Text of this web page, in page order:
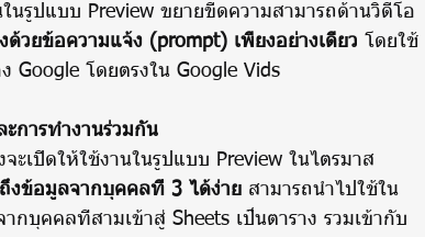
ในรูปแบบ Preview ขยายขีดความสามารถด้านวิดีโอ
วยข้อความแจ้ง (prompt) เพียงอย่างเดียว โดยใช้
โดยตรงใน Google Vids
ะการทำงานร่วมกัน
จะเปิดให้ใช้งานในรูปแบบ Preview ในไตรมาส
ถึงข้อมูลจากบุคคลที่ 3 ได้ง่าย สามารถนำไปใช้ใน
บุคคลที่สามเข้าสู่ Sheets เป็นตาราง รวมเข้ากับ